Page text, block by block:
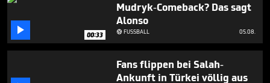
 00:33
Mudryk-Comeback? Das sagt
Alonso
FUSSBALL 05.08.
Fans flippen bei Salah-
Ankunft in Türkei völlig aus